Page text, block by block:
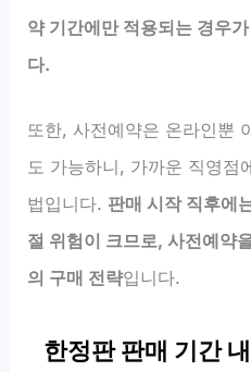
약 기간에만 적용되는 경우
다.
또한, 사전예약은 온라인뿐
도 가능하니, 가까운 직영점
법입니다. 판매 시작 직후에
절 위험이 크므로, 사전예약
의 구매 전략입니다.
한정판 판매 기간